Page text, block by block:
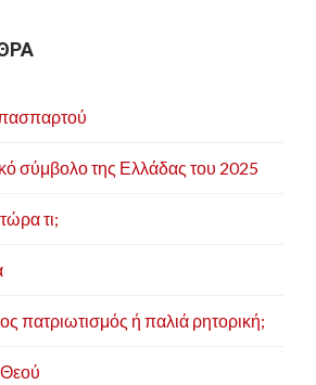
σύμβολο της Ελλάδας του 2025
τι;
πατριωτισμός ή παλιά ρητορική;